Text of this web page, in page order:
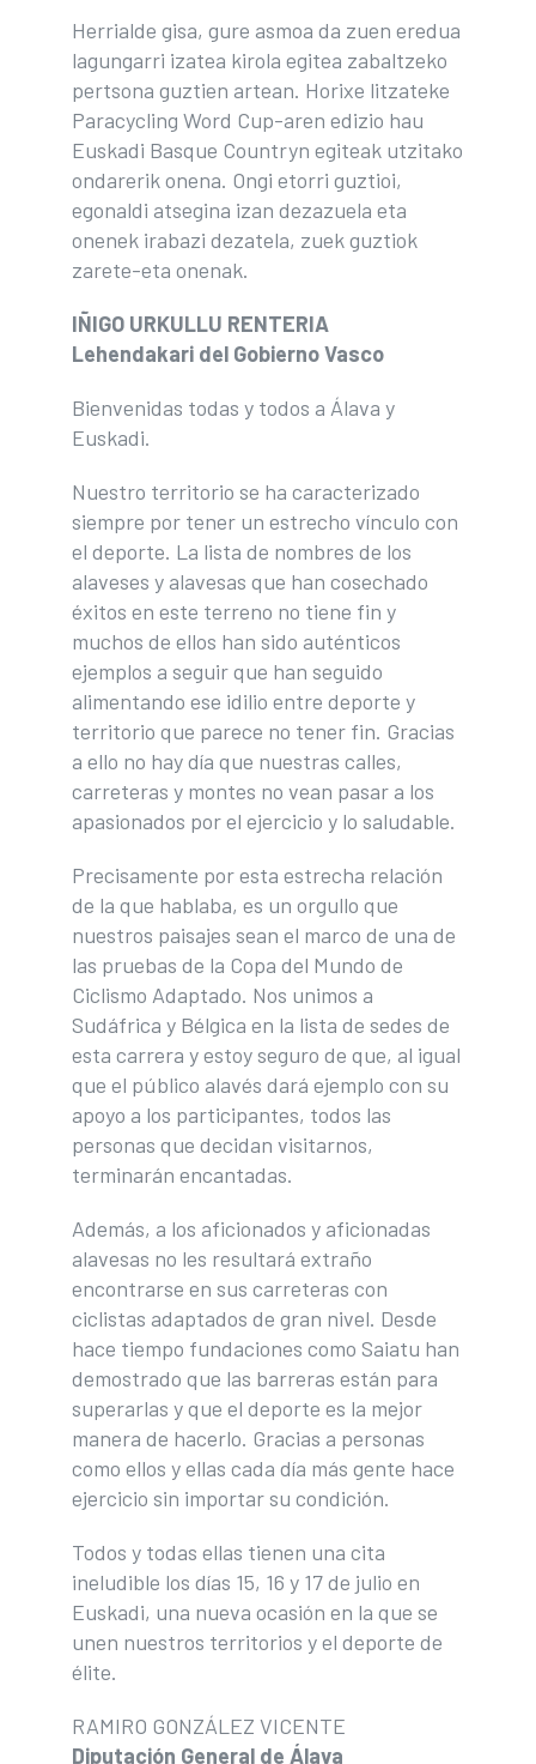
Herrialde gisa, gure asmoa da zuen eredua
lagungarri izatea kirola egitea zabaltzeko
pertsona guztien artean. Horixe litzateke
Paracycling Word Cup-aren edizio hau
Euskadi Basque Countryn egiteak utzitako
ondarerik onena. Ongi etorri guztioi,
egonaldi atsegina izan dezazuela eta
onenek irabazi dezatela, zuek guztiok
zarete-eta onenak.
IÑIGO URKULLU RENTERIA
Lehendakari del Gobierno Vasco
Bienvenidas todas y todos a Álava y
Euskadi.
Nuestro territorio se ha caracterizado
siempre por tener un estrecho vínculo con
el deporte. La lista de nombres de los
alaveses y alavesas que han cosechado
éxitos en este terreno no tiene fin y
muchos de ellos han sido auténticos
ejemplos a seguir que han seguido
alimentando ese idilio entre deporte y
territorio que parece no tener fin. Gracias
a ello no hay día que nuestras calles,
carreteras y montes no vean pasar a los
apasionados por el ejercicio y lo saludable.
Precisamente por esta estrecha relación
de la que hablaba, es un orgullo que
nuestros paisajes sean el marco de una de
las pruebas de la Copa del Mundo de
Ciclismo Adaptado. Nos unimos a
Sudáfrica y Bélgica en la lista de sedes de
esta carrera y estoy seguro de que, al igual
que el público alavés dará ejemplo con su
apoyo a los participantes, todos las
personas que decidan visitarnos,
terminarán encantadas.
Además, a los aficionados y aficionadas
alavesas no les resultará extraño
encontrarse en sus carreteras con
ciclistas adaptados de gran nivel. Desde
hace tiempo fundaciones como Saiatu han
demostrado que las barreras están para
superarlas y que el deporte es la mejor
manera de hacerlo. Gracias a personas
como ellos y ellas cada día más gente hace
ejercicio sin importar su condición.
Todos y todas ellas tienen una cita
ineludible los días 15, 16 y 17 de julio en
Euskadi, una nueva ocasión en la que se
unen nuestros territorios y el deporte de
élite.
RAMIRO GONZÁLEZ VICENTE
Diputación General de Álava